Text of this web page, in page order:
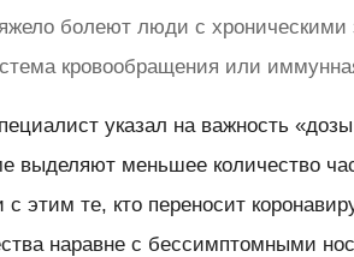
болеют люди с
кровообращения или
указал на важность
выделяют меньшее количество
с этим те, кто переносит
наравне с бессимптомными